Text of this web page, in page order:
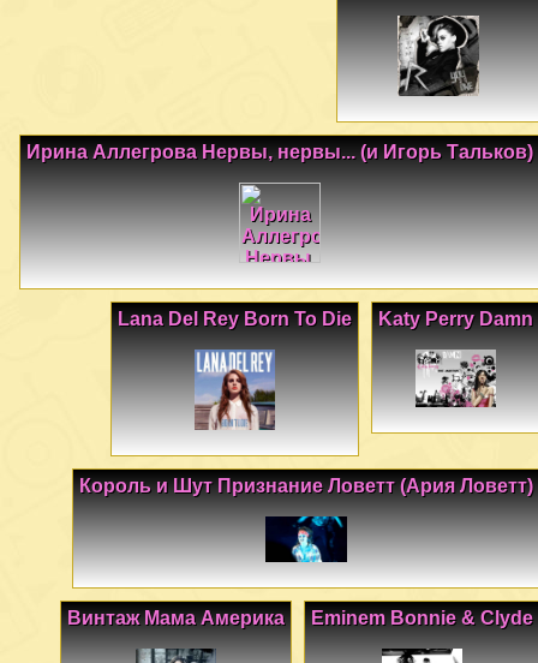
Ирина Аллегрова Нервы, нервы... (и Игорь Тальков)
Katy Perry Damn
Lana Del Rey Born To Die
Король и Шут Признание Ловетт (Ария Ловетт)
Eminem Bonnie & Clyde
Винтаж Мама Америка